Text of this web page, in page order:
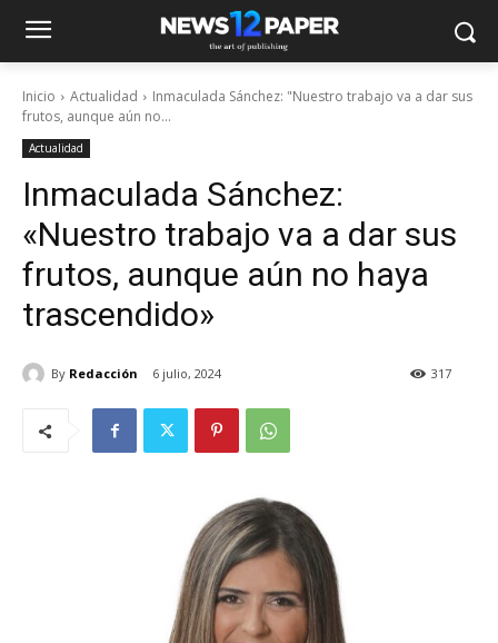
Inicio Actualidad
Inmaculada Sánchez: "Nuestro trabajo va a dar sus
frutos, aunque aún no...
Actualidad
Inmaculada Sánchez:
«Nuestro trabajo va a dar sus
frutos, aunque aún no haya
trascendido»
By Redacción 6 julio, 2024 317